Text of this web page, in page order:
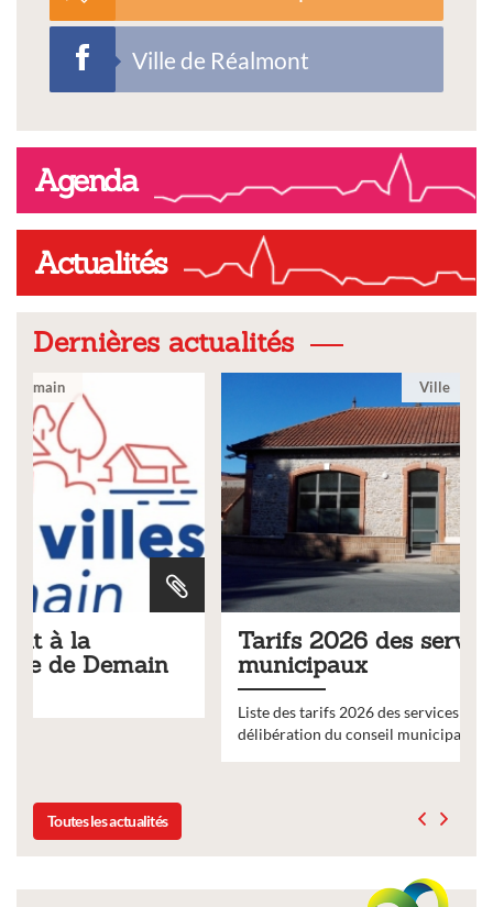
Ville de Réalmont
Agenda
Actualités
Dernières actualités
Tarifs 2026 des services
municipaux
Liste des tarifs 2026 des services municipaux,
délibération du conseil municipal du 19 décembre 2025
Toutes les actualités